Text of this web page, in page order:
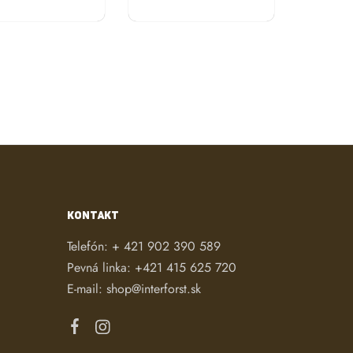
KONTAKT
Telefón: + 421 902 390 589
Pevná linka: +421 415 625 720
E-mail: shop@interforst.sk